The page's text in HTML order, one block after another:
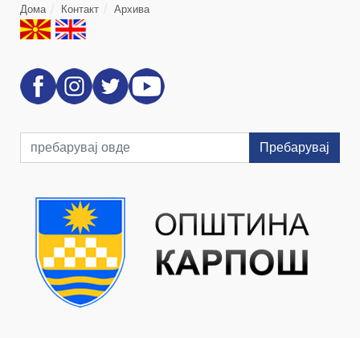
Дома Контакт Архива
Пребарувај